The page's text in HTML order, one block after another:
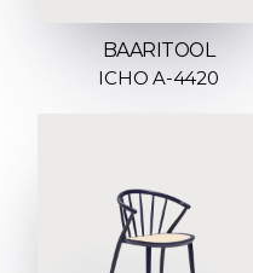
BAARITOOL
ICHO A-4420